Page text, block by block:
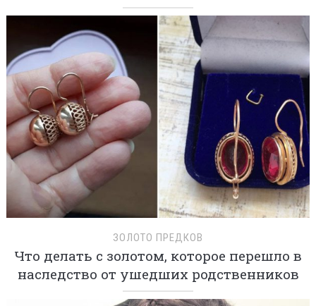
ЗОЛОТО ПРЕДКОВ
Что делать с золотом, которое перешло в
наследство от ушедших родственников